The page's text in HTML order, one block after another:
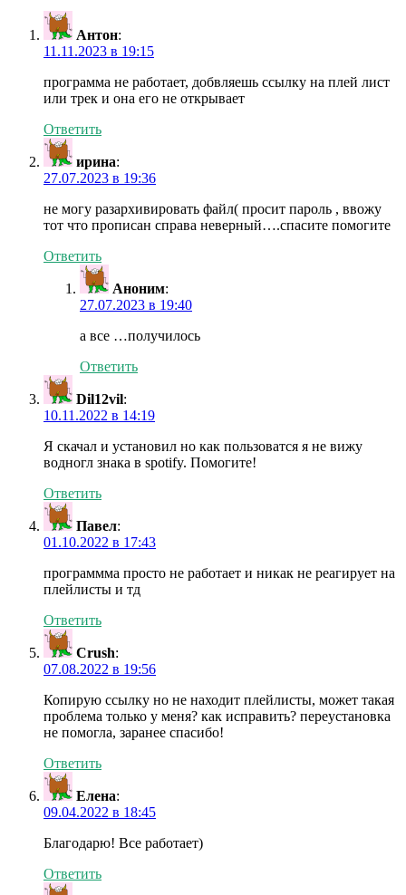
Антон:
11.11.2023 в 19:15
программа не работает, добвляешь ссылку на плей лист
или трек и она его не открывает
Ответить
ирина:
27.07.2023 в 19:36
не могу разархивировать файл( просит пароль , ввожу
тот что прописан справа неверный….спасите помогите
Ответить
Аноним:
27.07.2023 в 19:40
а все …получилось
Ответить
Dil12vil:
10.11.2022 в 14:19
Я скачал и установил но как пользоватся я не вижу
водногл знака в spotify. Помогите!
Ответить
Павел:
01.10.2022 в 17:43
программма просто не работает и никак не реагирует на
плейлисты и тд
Ответить
Crush:
07.08.2022 в 19:56
Копирую ссылку но не находит плейлисты, может такая
проблема только у меня? как исправить? переустановка
не помогла, заранее спасибо!
Ответить
Елена:
09.04.2022 в 18:45
Благодарю! Все работает)
Ответить